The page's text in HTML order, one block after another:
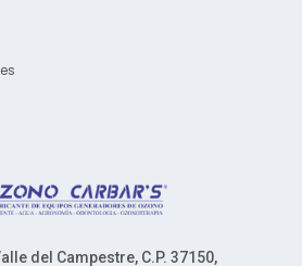
del Campestre, C.P. 37150,